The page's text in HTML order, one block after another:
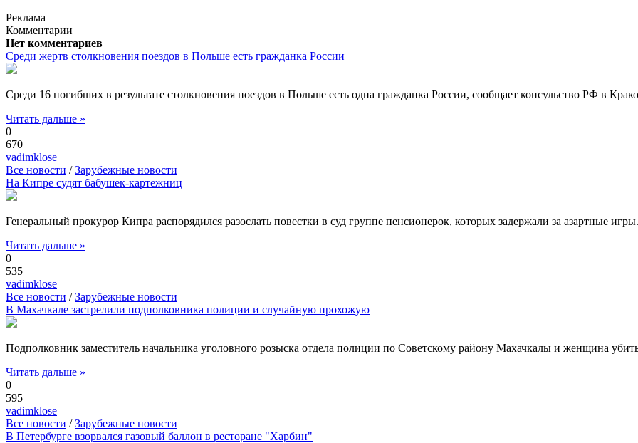
Реклама
Комментарии
Нет комментариев
Среди жертв столкновения поездов в Польше есть гражданка России
Среди 16 погибших в результате столкновения поездов в Польше есть одна гражданка России, сообщает консульство РФ в
Читать дальше »
0
670
vadimklose
Все новости /Зарубежные новости
На Кипре судят бабушек-картежниц
Генеральный прокурор Кипра распорядился разослать повестки в суд группе пенсионерок, которых задержали за азартные
Читать дальше »
0
535
vadimklose
Все новости /Зарубежные новости
В Махачкале застрелили подполковника полиции и случайную прохожую
Подполковник заместитель начальника уголовного розыска отдела полиции по Советскому району Махачкалы и женщина
Читать дальше »
0
595
vadimklose
Все новости /Зарубежные новости
В Петербурге взорвался газовый баллон в ресторане "Харбин"